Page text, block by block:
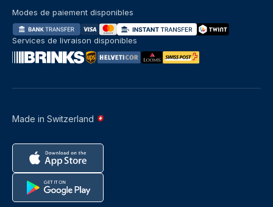
Made in Switzerland
Modes de paiement disponibles
Services de livraison disponibles